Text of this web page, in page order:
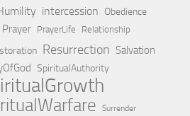
intercession Obedience
Prayer PrayerLife Relationship
Resurrection Salvation
SpiritualAuthority
Surrender